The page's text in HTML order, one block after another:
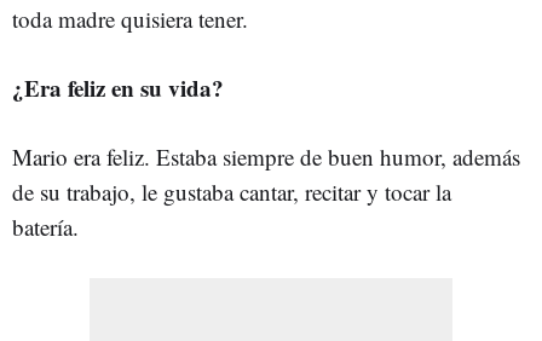
toda madre quisiera tener.
¿Era feliz en su vida?
Mario era feliz. Estaba siempre de buen humor, además
de su trabajo, le gustaba cantar, recitar y tocar la
batería.